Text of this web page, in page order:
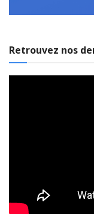
Retrouvez nos